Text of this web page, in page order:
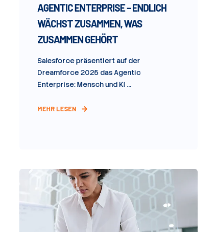
AGENTIC ENTERPRISE – ENDLICH
WÄCHST ZUSAMMEN, WAS
ZUSAMMEN GEHÖRT
Salesforce präsentiert auf der
Dreamforce 2025 das Agentic
Enterprise: Mensch und KI ...
MEHR LESEN